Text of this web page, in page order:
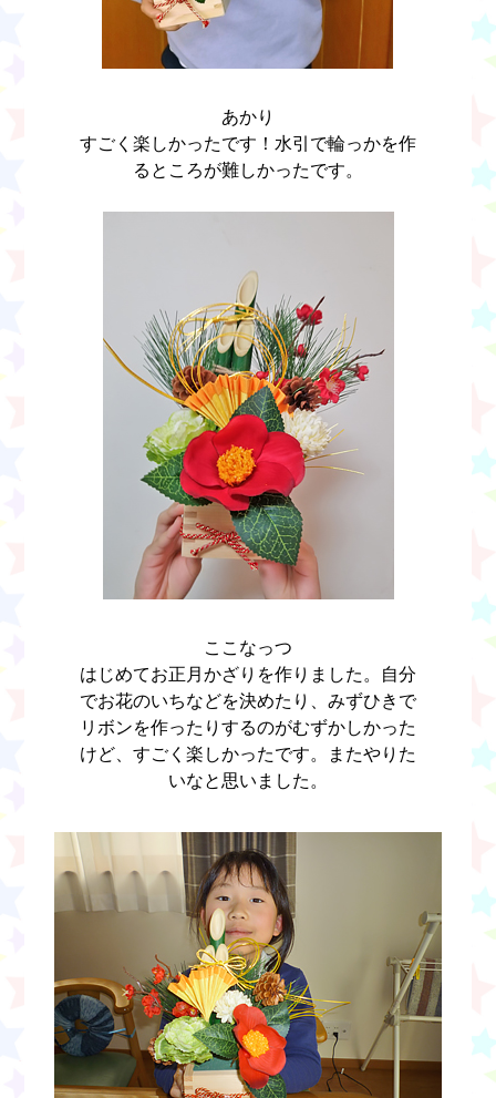
あかり
すごく楽しかったです！水引で輪っかを作
るところが難しかったです。
ここなっつ
はじめてお正月かざりを作りました。自分
でお花のいちなどを決めたり、みずひきで
リボンを作ったりするのがむずかしかった
けど、すごく楽しかったです。またやりた
いなと思いました。